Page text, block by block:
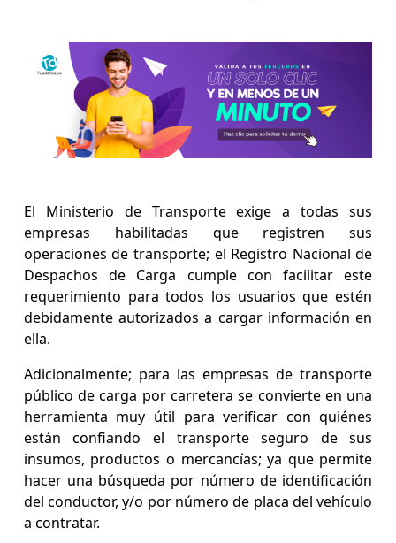
El Ministerio de Transporte exige a todas sus
empresas habilitadas que registren sus
operaciones de transporte; el Registro Nacional de
Despachos de Carga cumple con facilitar este
requerimiento para todos los usuarios que estén
debidamente autorizados a cargar información en
ella.
Adicionalmente; para las empresas de transporte
público de carga por carretera se convierte en una
herramienta muy útil para verificar con quiénes
están confiando el transporte seguro de sus
insumos, productos o mercancías; ya que permite
hacer una búsqueda por número de identificación
del conductor, y/o por número de placa del vehículo
a contratar.